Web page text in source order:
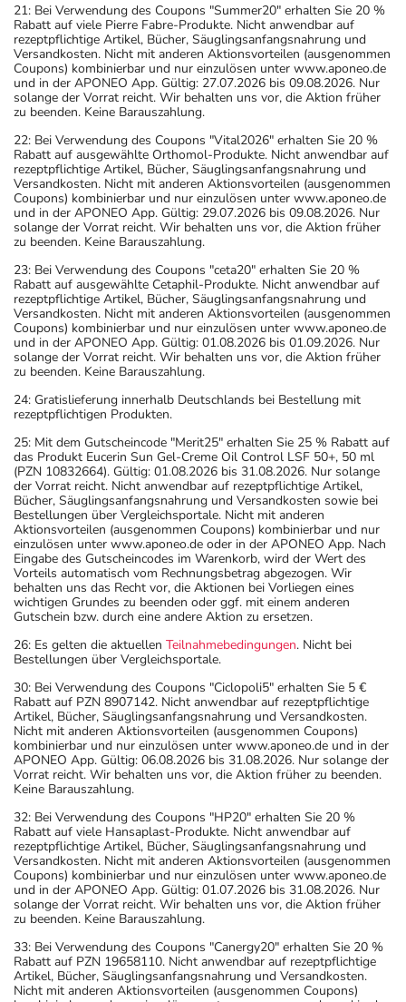
21: Bei Verwendung des Coupons "Summer20" erhalten Sie 20 %
Rabatt auf viele Pierre Fabre-Produkte. Nicht anwendbar auf
rezeptpflichtige Artikel, Bücher, Säuglingsanfangsnahrung und
Versandkosten. Nicht mit anderen Aktionsvorteilen (ausgenommen
Coupons) kombinierbar und nur einzulösen unter www.aponeo.de
und in der APONEO App. Gültig: 27.07.2026 bis 09.08.2026. Nur
solange der Vorrat reicht. Wir behalten uns vor, die Aktion früher
zu beenden. Keine Barauszahlung.
22: Bei Verwendung des Coupons "Vital2026" erhalten Sie 20 %
Rabatt auf ausgewählte Orthomol-Produkte. Nicht anwendbar auf
rezeptpflichtige Artikel, Bücher, Säuglingsanfangsnahrung und
Versandkosten. Nicht mit anderen Aktionsvorteilen (ausgenommen
Coupons) kombinierbar und nur einzulösen unter www.aponeo.de
und in der APONEO App. Gültig: 29.07.2026 bis 09.08.2026. Nur
solange der Vorrat reicht. Wir behalten uns vor, die Aktion früher
zu beenden. Keine Barauszahlung.
23: Bei Verwendung des Coupons "ceta20" erhalten Sie 20 %
Rabatt auf ausgewählte Cetaphil-Produkte. Nicht anwendbar auf
rezeptpflichtige Artikel, Bücher, Säuglingsanfangsnahrung und
Versandkosten. Nicht mit anderen Aktionsvorteilen (ausgenommen
Coupons) kombinierbar und nur einzulösen unter www.aponeo.de
und in der APONEO App. Gültig: 01.08.2026 bis 01.09.2026. Nur
solange der Vorrat reicht. Wir behalten uns vor, die Aktion früher
zu beenden. Keine Barauszahlung.
24: Gratislieferung innerhalb Deutschlands bei Bestellung mit
rezeptpflichtigen Produkten.
25: Mit dem Gutscheincode "Merit25" erhalten Sie 25 % Rabatt auf
das Produkt Eucerin Sun Gel-Creme Oil Control LSF 50+, 50 ml
(PZN 10832664). Gültig: 01.08.2026 bis 31.08.2026. Nur solange
der Vorrat reicht. Nicht anwendbar auf rezeptpflichtige Artikel,
Bücher, Säuglingsanfangsnahrung und Versandkosten sowie bei
Bestellungen über Vergleichsportale. Nicht mit anderen
Aktionsvorteilen (ausgenommen Coupons) kombinierbar und nur
einzulösen unter www.aponeo.de oder in der APONEO App. Nach
Eingabe des Gutscheincodes im Warenkorb, wird der Wert des
Vorteils automatisch vom Rechnungsbetrag abgezogen. Wir
behalten uns das Recht vor, die Aktionen bei Vorliegen eines
wichtigen Grundes zu beenden oder ggf. mit einem anderen
Gutschein bzw. durch eine andere Aktion zu ersetzen.
26: Es gelten die aktuellen Teilnahmebedingungen. Nicht bei
Bestellungen über Vergleichsportale.
30: Bei Verwendung des Coupons "Ciclopoli5" erhalten Sie 5 €
Rabatt auf PZN 8907142. Nicht anwendbar auf rezeptpflichtige
Artikel, Bücher, Säuglingsanfangsnahrung und Versandkosten.
Nicht mit anderen Aktionsvorteilen (ausgenommen Coupons)
kombinierbar und nur einzulösen unter www.aponeo.de und in der
APONEO App. Gültig: 06.08.2026 bis 31.08.2026. Nur solange der
Vorrat reicht. Wir behalten uns vor, die Aktion früher zu beenden.
Keine Barauszahlung.
32: Bei Verwendung des Coupons "HP20" erhalten Sie 20 %
Rabatt auf viele Hansaplast-Produkte. Nicht anwendbar auf
rezeptpflichtige Artikel, Bücher, Säuglingsanfangsnahrung und
Versandkosten. Nicht mit anderen Aktionsvorteilen (ausgenommen
Coupons) kombinierbar und nur einzulösen unter www.aponeo.de
und in der APONEO App. Gültig: 01.07.2026 bis 31.08.2026. Nur
solange der Vorrat reicht. Wir behalten uns vor, die Aktion früher
zu beenden. Keine Barauszahlung.
33: Bei Verwendung des Coupons "Canergy20" erhalten Sie 20 %
Rabatt auf PZN 19658110. Nicht anwendbar auf rezeptpflichtige
Artikel, Bücher, Säuglingsanfangsnahrung und Versandkosten.
Nicht mit anderen Aktionsvorteilen (ausgenommen Coupons)